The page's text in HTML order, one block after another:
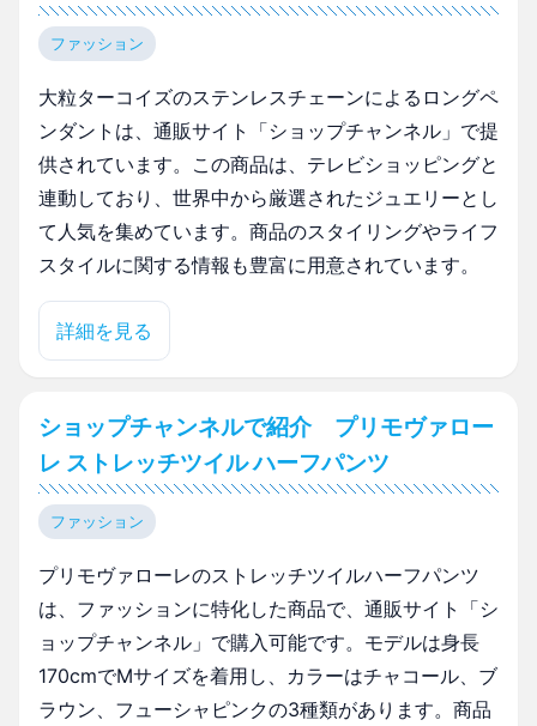
ファッション
大粒ターコイズのステンレスチェーンによるロングペ
ンダントは、通販サイト「ショップチャンネル」で提
供されています。この商品は、テレビショッピングと
連動しており、世界中から厳選されたジュエリーとし
て人気を集めています。商品のスタイリングやライフ
スタイルに関する情報も豊富に用意されています。
詳細を見る
ショップチャンネルで紹介 プリモヴァロー
レ ストレッチツイル ハーフパンツ
ファッション
プリモヴァローレのストレッチツイルハーフパンツ
は、ファッションに特化した商品で、通販サイト「シ
ョップチャンネル」で購入可能です。モデルは身長
170cmでMサイズを着用し、カラーはチャコール、ブ
ラウン、フューシャピンクの3種類があります。商品